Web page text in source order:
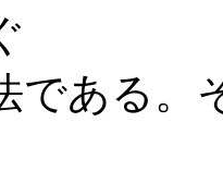
である。